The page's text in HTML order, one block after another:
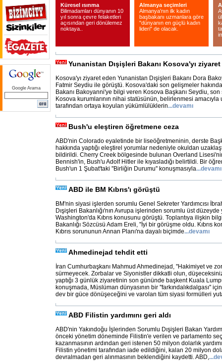
Google Arama
Küresel ısınma
Bilimadamları dünyanın 10
yıl sonra çevre felaketleri
açısından geri dönülemez
noktaya..
Almanya seçimleri
Almanya'nın ilk kadın
başbakanı uzmanlara göre
"dünyanın en güçlü kadın
lideri" de olacak.
Yunanistan Dışişleri Bakanı Kosova'yı
Kosova'yı ziyaret eden Yunanistan Dışişleri Bakanı Dora
Fatmir Seydiu ile görüştü. Kosova'daki son gelişmeler
Bakanı Bakoyanni'ye bilgi veren Kosova Başkanı Seydiu,
Kosova kurumlarının nihai statüsünün, belirlenmesi amacıyla
tarafından ortaya koyulan yükümlülüklerin...devamı
Bush'u eleştiren öğretmene ceza
ABD'nin Colorado eyaletinde bir liseöğretmeninin, derste
hakkında yaptığı eleştirel yorumlar nedeniyle okuldan
bildirildi. Cherry Creek bölgesinde bulunan Overland
Bennish'in, Bush'u Adolf Hitler ile kıyasladığı belirtildi. Bir
Bush'un 1 Şubat'taki ''Birliğin Durumu'' konuşmasıyla...devamı
ABD ile BM Kıbrıs'ı görüştü
BM'nin siyasi işlerden sorumlu Genel Sekreter Yardımcısı
Dışişleri Bakanlığı'nın Avrupa işlerinden sorumlu üst
Washington'da Kıbrıs konusunu görüştü. Toplantıya ilişkin
Bakanlığı Sözcüsü Adam Ereli, ''İyi bir görüşme oldu. Kıbrıs
Kıbrıs sorununun Annan Planı'na dayalı biçimde...devamı
Ahmedinejad tehdit etti
İran Cumhurbaşkanı Mahmud Ahmedinejad, ''Hakimiyet ve
sürmeyecek. Zorbalar ve Siyonistler dikkatli olun,
yaptığı 3 günlük ziyaretinin son gününde başkent Kuala
konuşmada, Müslüman dünyasının bir ''farkındalıkdalgası''
dev bir güce dönüşeceğini ve varolan tüm siyasi formülleri
ABD Filistin yardımını geri aldı
ABD'nin Yakındoğu İşlerinden Sorumlu Dışişleri Bakan
önceki yönetim döneminde Filistin'e verilen ve parlamento
kazanmasının ardından geri istenen 50 milyon dolarlık
Filistin yönetimi tarafından iade edildiğini, kalan 20 milyon
devralmadan geri alınmasının beklendiğini kaydetti. ABD,...